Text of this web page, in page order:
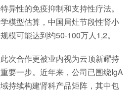
异性的免疫抑制和支持性疗法。
模型估算，中国局灶节段性肾小
模可能达到约50-100万人1,2。
次合作更被业内视为云顶新耀持
要一步。近年来，公司已围绕IgA
持续构建肾科产品矩阵，其中包